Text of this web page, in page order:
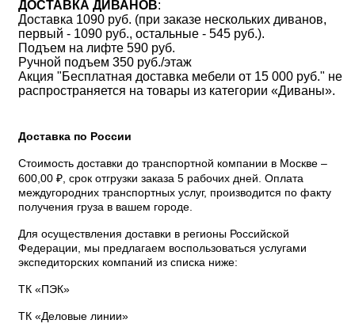
ДОСТАВКА ДИВАНОВ:
Доставка 1090 руб. (при заказе нескольких диванов,
первый - 1090 руб., остальные - 545 руб.).
Подъем на лифте 590 руб.
Ручной подъем 350 руб./этаж
Акция "Бесплатная доставка мебели от 15 000 руб." не
распространяется на товары из категории «Диваны».
Доставка по России
Стоимость доставки до транспортной компании в Москве –
600,00 ₽, срок отгрузки заказа 5 рабочих дней. Оплата
междугородних транспортных услуг, производится по факту
получения груза в вашем городе.
Для осуществления доставки в регионы Российской
Федерации, мы предлагаем воспользоваться услугами
экспедиторских компаний из списка ниже:
ТК «ПЭК»
ТК «Деловые линии»